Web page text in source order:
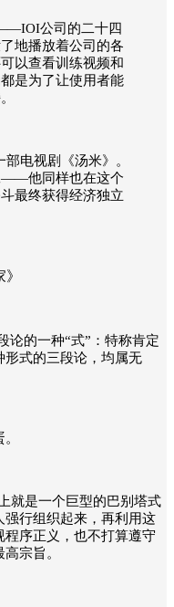
公司的二十四
地播放着公司的各
以查看训练视频和
是为了让使用者能
电视剧《汤米》。
——他同样也在这个
最终获得经济独立
论的一种“式”：特称肯定
式的三段论，均属无
就是一个巨型的巴别塔式
行组织起来，再利用这
序正义，也不打算遵守
宗旨。